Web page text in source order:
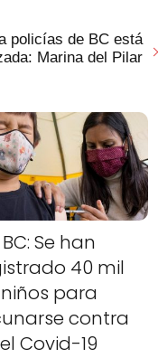
policías de BC está
Marina del Pilar
BC: Se han
40 mil
niños para
contra
el Covid-19